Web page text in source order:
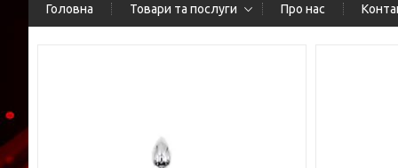
Головна Товари та послуги Про нас